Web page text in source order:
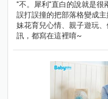
"不。犀利"直白的說就是很
誤打誤撞的把部落格變成
妹花育兒心情、親子遊玩
訊，都寫在這裡唷~